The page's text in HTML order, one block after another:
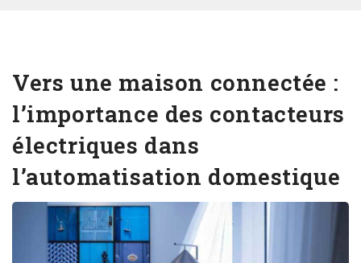
Vers une maison connectée :
l’importance des contacteurs
électriques dans
l’automatisation domestique